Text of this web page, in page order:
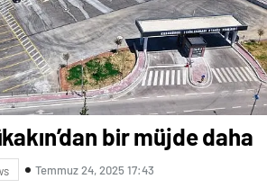
bir müjde daha
Temmuz 24, 2025 17:43